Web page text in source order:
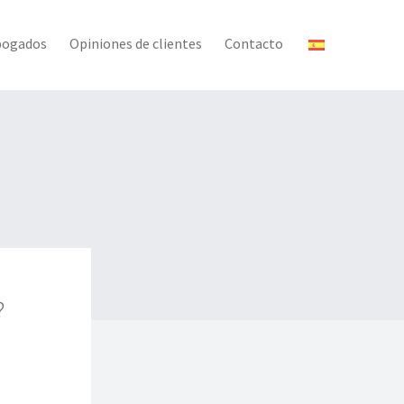
Opiniones de clientes Contacto